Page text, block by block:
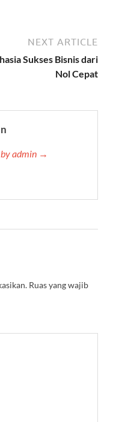
NEXT ARTICLE
Sukses Bisnis dari
Nol Cepat
by admin →
Ruas yang wajib